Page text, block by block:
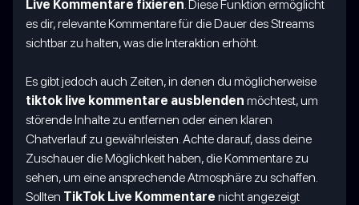
Live Kommentare fixieren. Diese Funktion ermöglicht
es dir, relevante Kommentare für die Dauer des Streams
sichtbar zu halten, was die Interaktion erhöht.
Es gibt jedoch auch Zeiten, in denen du möglicherweise
tiktok live kommentare ausblenden möchtest, um
störende Inhalte zu entfernen oder einen klaren
Chatverlauf zu gewährleisten. Achte darauf, dass deine
Zuschauer die Möglichkeit haben, die Kommentare zu
sehen, um eine ansprechende Atmosphäre zu schaffen.
Sollten TikTok Live Kommentare nicht angezeigt